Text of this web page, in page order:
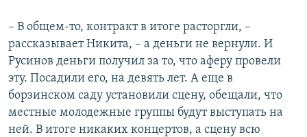
– В общем-то, контракт в итоге расторгли, –
рассказывает Никита, – а деньги не вернули. И
Русинов деньги получил за то, что аферу провели
эту. Посадили его, на девять лет. А еще в
борзинском саду установили сцену, обещали, что
местные молодежные группы будут выступать на
ней. В итоге никаких концертов, а сцену всю